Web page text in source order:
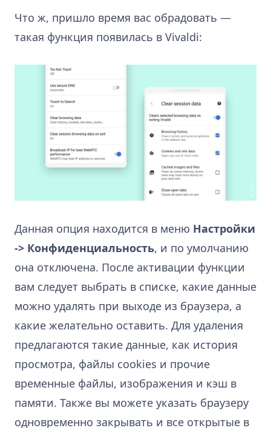
Что ж, пришло время вас обрадовать —
такая функция появилась в Vivaldi:
Данная опция находится в меню Настройки
-> Конфиденциальность, и по умолчанию
она отключена. После активации функции
вам следует выбрать в списке, какие данные
можно удалять при выходе из браузера, а
какие желательно оставить. Для удаления
предлагаются такие данные, как история
просмотра, файлы cookies и прочие
временные файлы, изображения и кэш в
памяти. Также вы можете указать браузеру
одновременно закрывать и все открытые в